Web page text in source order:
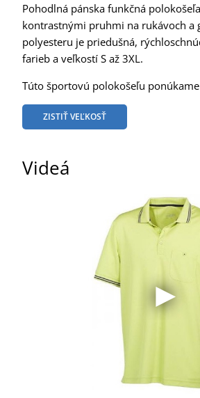
Pohodlná pánska funkčná
kontrastnými pruhmi na rukávoch a
polyesteru je priedušná,
farieb a veľkostí S až 3XL.
Túto športovú polokošeľu
ZISTIŤ VEĽKOSŤ
Videá